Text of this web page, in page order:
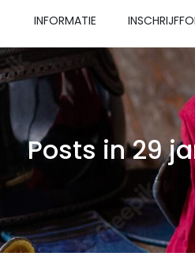
INFORMATIE
Posts in 29